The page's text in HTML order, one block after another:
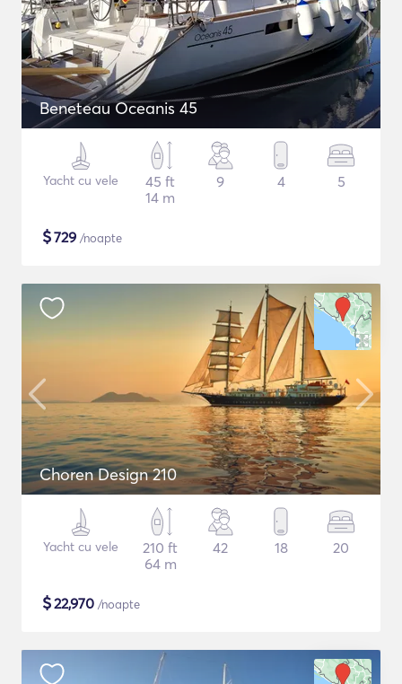
Beneteau Oceanis 45
Yacht cu vele
45 ft
14 m
9 4 5
$729 /noapte
Choren Design 210
Yacht cu vele
210 ft
64 m
42 18 20
$22,970 /noapte